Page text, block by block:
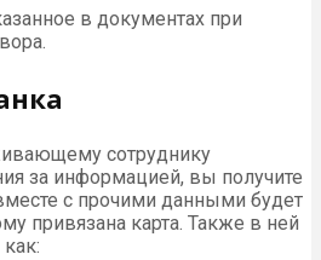
в документах при
сотруднику
за информацией, вы получите
с прочими данными будет
привязана карта. Также в ней